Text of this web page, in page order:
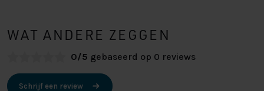
WAT ANDERE ZEGGEN
0/5 gebaseerd op 0 reviews
Schrijf een review